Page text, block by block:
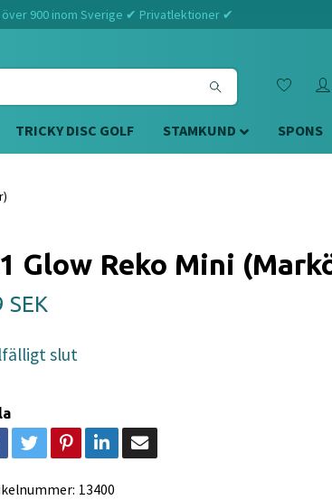
900 inom Sverige ✔ Privatlektioner ✔
TRICKY DISC GOLF STAMKUND SPONS
Glow Reko Mini
SEK
slut
13400